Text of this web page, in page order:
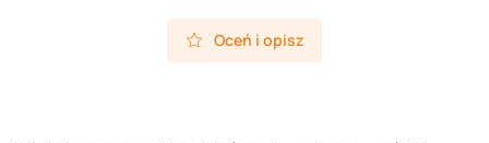
Oceń i opisz